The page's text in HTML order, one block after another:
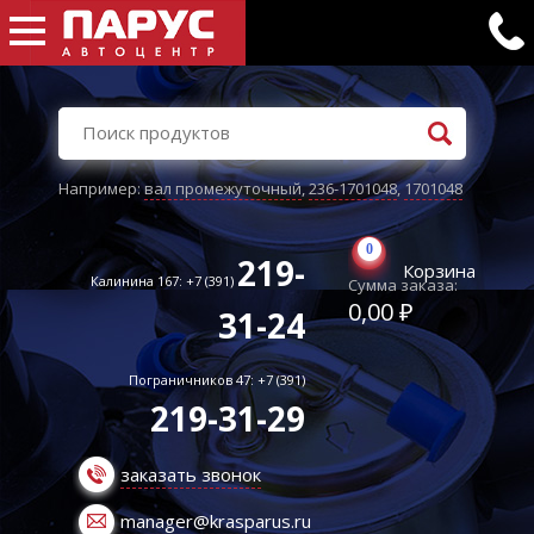
Например:вал промежуточный,236-1701048,1701048
Калинина 167: +7 (391) 219-
31-24
Пограничников 47: +7 (391)
219-31-29
заказать звонок
manager@krasparus.ru
0
Корзина
Сумма заказа:
0,00 ₽